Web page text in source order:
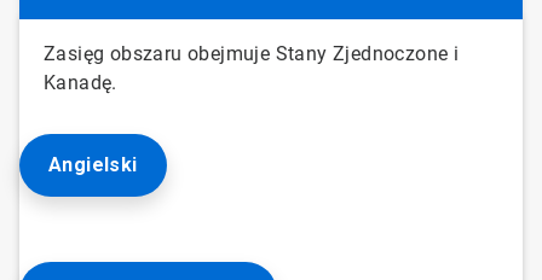
Zasięg obszaru obejmuje Stany Zjednoczone i
Kanadę.
Angielski